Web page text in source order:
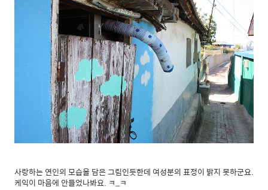
사랑하는 연인의 모습을 담은 그림인듯한데 여성분의 표정이 밝지 못하군요.
케익이 마음에 안들었나봐요. ㅋ_ㅋ